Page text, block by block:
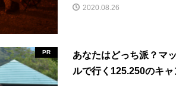
2020.08.26
PR
あなたはどっち派？マ
ルで行く125.250のキ